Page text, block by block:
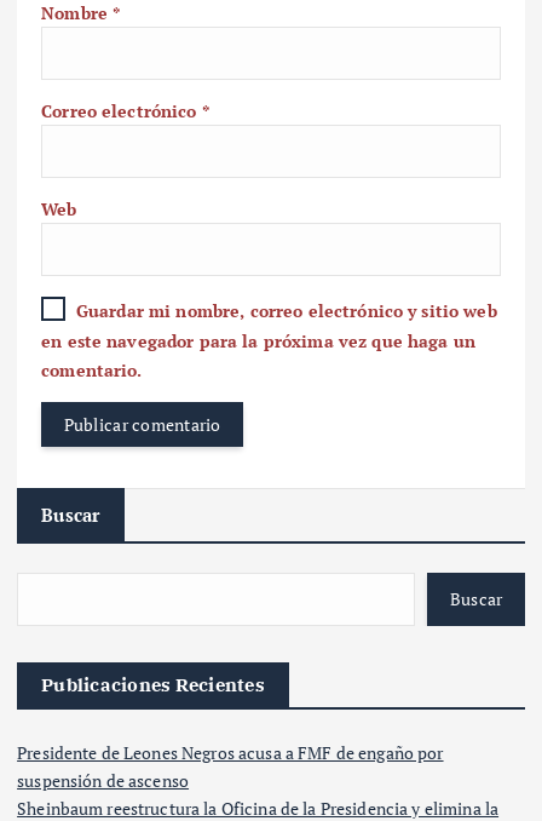
Nombre*
Correo electrónico *
Web
Guardar mi nombre, correo electrónico y sitio web
en este navegador para la próxima vez que haga un
comentario.
Buscar
Buscar
Publicaciones Recientes
Presidente de Leones Negros acusa a FMF de engaño por
suspensión de ascenso
Sheinbaum reestructura la Oficina de la Presidencia y elimina la